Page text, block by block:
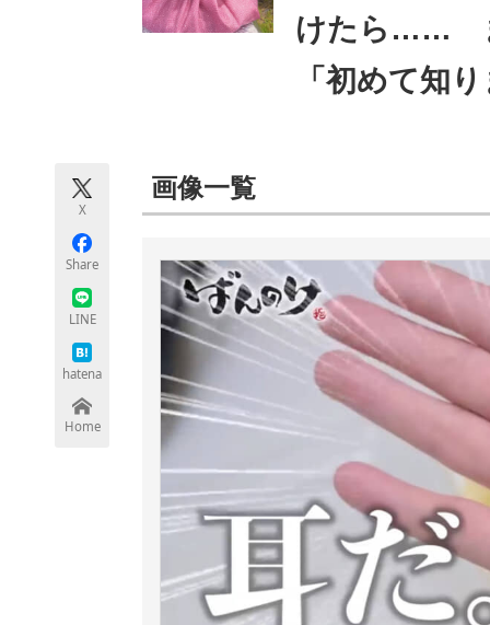
ITエンジニア向け専門サイト
ちょっと気になるネットの話題
けたら……
「初めて知
X
Share
LINE
hatena
Home
画像一覧